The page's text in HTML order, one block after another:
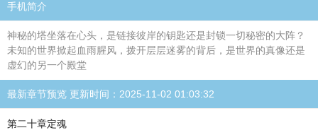
手机简介
神秘的塔坐落在心头，是链接彼岸的钥匙还是封锁一切秘密的大阵？
未知的世界掀起血雨腥风，拨开层层迷雾的背后，是世界的真像还是
虚幻的另一个殿堂
最新章节预览 更新时间：2025-11-02 01:03:32
第二十章定魂